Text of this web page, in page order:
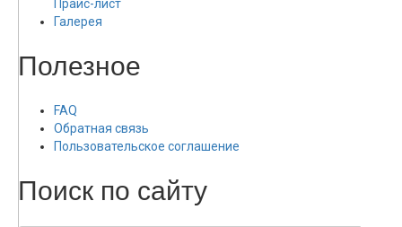
Прайс-лист
Галерея
Полезное
FAQ
Обратная связь
Пользовательское соглашение
Поиск по сайту